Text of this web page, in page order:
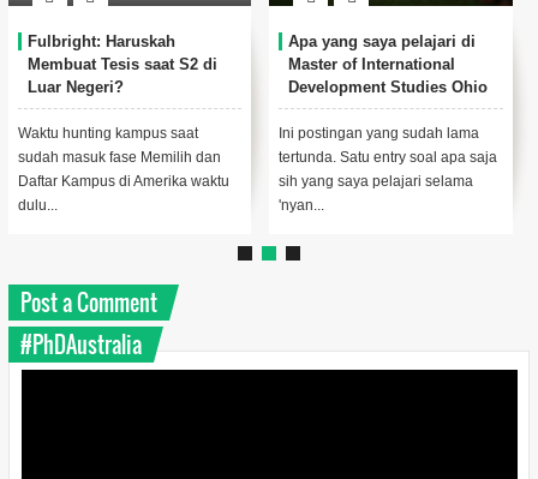
Fulbright: Haruskah
Membuat Tesis saat S2 di
Luar Negeri?
Waktu hunting kampus saat
sudah masuk fase Memilih dan
Daftar Kampus di Amerika waktu
dulu...
Apa yang saya pelajari di
Master of International
Development Studies Ohio
University?
Ini postingan yang sudah lama
tertunda. Satu entry soal apa saja
sih yang saya pelajari selama
'nyan...
Post a Comment
#PhDAustralia